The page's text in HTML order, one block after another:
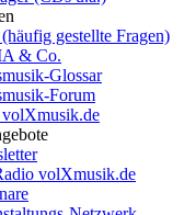
gestellte Fragen)
& Co.
Glossar
Forum
volXmusik.de